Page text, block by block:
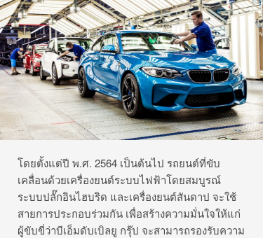
โดยตั้งแต่ปี พ.ศ. 2564 เป็นต้นไป รถยนต์ที่ขับ
เคลื่อนด้วยเครื่องยนต์ระบบไฟฟ้าโดยสมบูรณ์
ระบบปลั๊กอินไฮบริด และเครื่องยนต์สันดาป จะใช้
สายการประกอบร่วมกัน เพื่อสร้างความมั่นใจให้แก่
ผู้ขับขี่ว่าบีเอ็มดับเบิลยู กรุ๊ป จะสามารถรองรับความ